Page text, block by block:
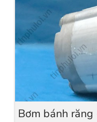
Bơm bánh